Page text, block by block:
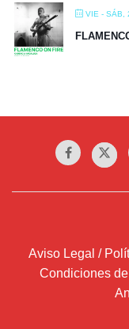
VIE - SÁB,
Aviso Legal /
Condiciones